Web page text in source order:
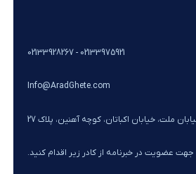
02133975921 - 02133928267
Info@AradGhete.com
ملت، خیابان اکباتان، کوچه آهنین، پلاک 27
جهت عضویت در خبرنامه از کادر زیر اقدام کنید.